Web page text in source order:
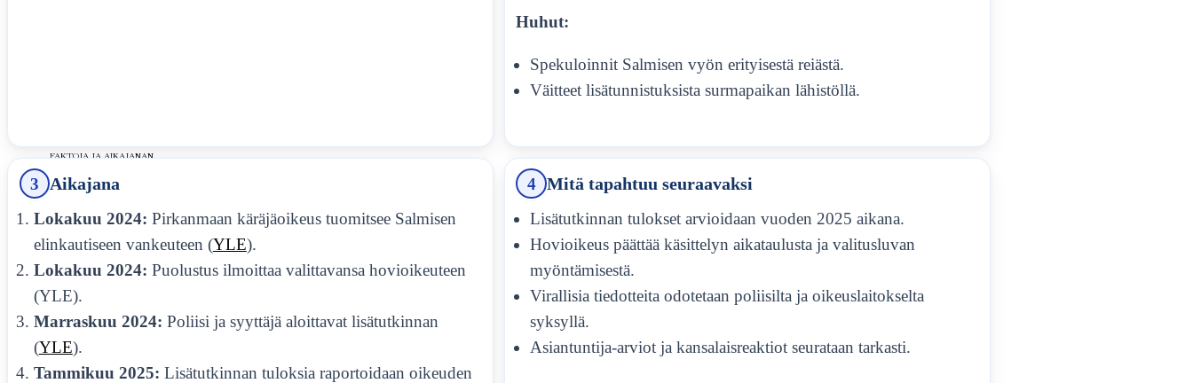
FAKTOJA JA AIKAJANAN
MUUTOKSIA
SANNA-KAISA PALO
TAITEELLISESSA URASSA JA
ELOKUVASSA
YHTEYSTIEDOT
Huhut:
Spekuloinnit Salmisen vyön erityisestä reiästä.
Väitteet lisätunnistuksista surmapaikan lähistöllä.
3
Aikajana
Lokakuu 2024: Pirkanmaan käräjäoikeus tuomitsee Salmisen
elinkautiseen vankeuteen (YLE).
Lokakuu 2024: Puolustus ilmoittaa valittavansa hovioikeuteen
(YLE).
Marraskuu 2024: Poliisi ja syyttäjä aloittavat lisätutkinnan
(YLE).
Tammikuu 2025: Lisätutkinnan tuloksia raportoidaan oikeuden
4 Mitä tapahtuu seuraavaksi
Lisätutkinnan tulokset arvioidaan vuoden 2025 aikana.
Hovioikeus päättää käsittelyn aikataulusta ja valitusluvan
myöntämisestä.
Virallisia tiedotteita odotetaan poliisilta ja oikeuslaitokselta
syksyllä.
Asiantuntija-arviot ja kansalaisreaktiot seurataan tarkasti.